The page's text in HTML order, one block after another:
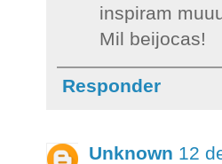
inspiram
Mil beijocas!
Responder
Unknown 12